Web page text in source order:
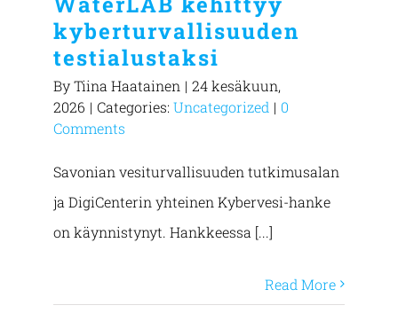
kyberturvallisuuden
testialustaksi
ByTiina Haatainen | 24 kesäkuun,
2026 | Categories: Uncategorized | 0
Comments
Savonian vesiturvallisuuden tutkimusalan
ja DigiCenterin yhteinen Kybervesi-hanke
on käynnistynyt. Hankkeessa [...]
Read More